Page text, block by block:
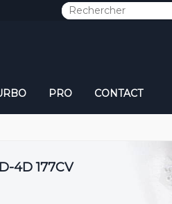
PRO CONTACT
4D 177CV